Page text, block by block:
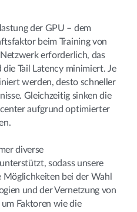
der GPU – dem
beim Training von
erforderlich, das
Tail Latency minimiert. Je
werden, desto schneller
Gleichzeitig sinken die
aufgrund optimierter
diverse
sodass unsere
Möglichkeiten bei der Wahl
und der Vernetzung von
Faktoren wie die